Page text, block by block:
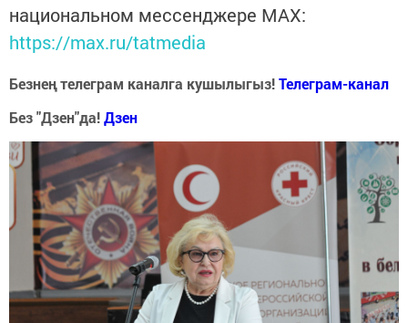
национальном мессенджере MАХ:
https://max.ru/tatmedia
Безнең телеграм каналга кушылыгыз!Телеграм-канал
Без "Дзен"да!Дзен